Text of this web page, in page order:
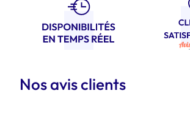
Nos avis clients